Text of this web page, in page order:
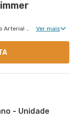
Cardiologia Clinica, Risco Cirúrgico, Hipertensão Arterial Refratária, Doença Coronariana Ver mais
- Unidade